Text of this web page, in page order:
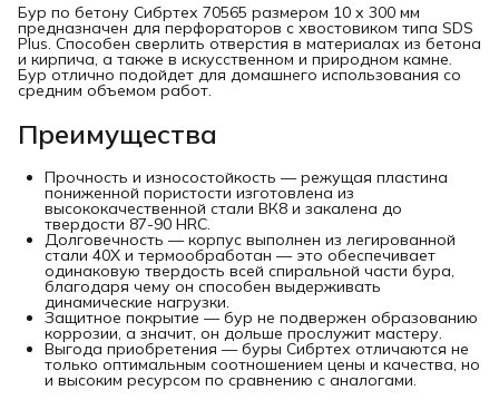
Бур по бетону Сибртех 70565 размером 10 х 300 мм
предназначен для перфораторов с хвостовиком типа SDS
Plus. Способен сверлить отверстия в материалах из бетона
и кирпича, а также в искусственном и природном камне.
Бур отлично подойдет для домашнего использования со
средним объемом работ.
Преимущества
Прочность и износостойкость — режущая пластина
пониженной пористости изготовлена из
высококачественной стали ВК8 и закалена до
твердости 87-90 HRC.
Долговечность — корпус выполнен из легированной
стали 40Х и термообработан — это обеспечивает
одинаковую твердость всей спиральной части бура,
благодаря чему он способен выдерживать
динамические нагрузки.
Защитное покрытие — бур не подвержен образованию
коррозии, а значит, он дольше прослужит мастеру.
Выгода приобретения — буры Сибртех отличаются не
только оптимальным соотношением цены и качества, но
и высоким ресурсом по сравнению с аналогами.